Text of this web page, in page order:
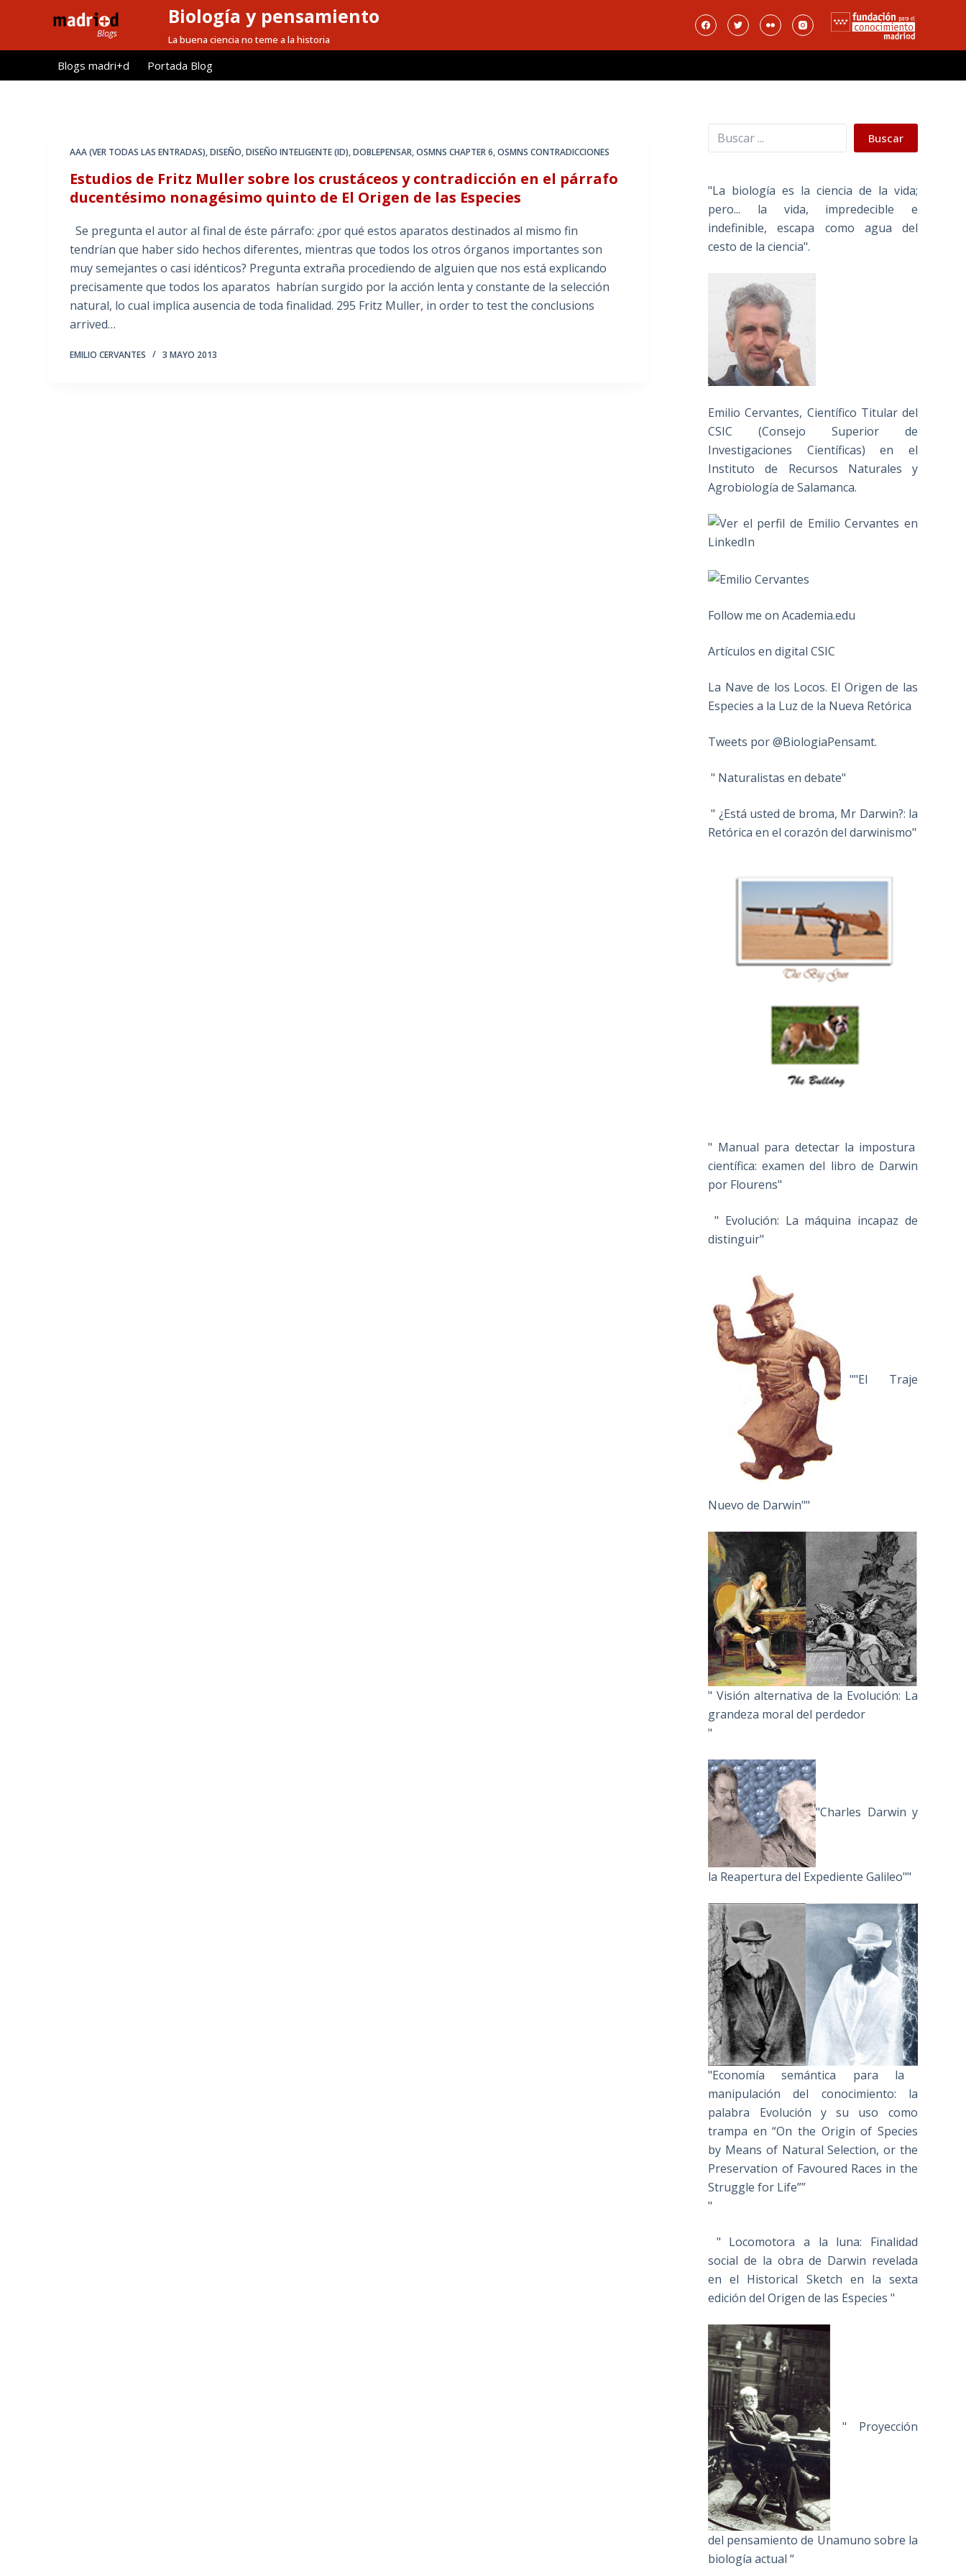
l
Biología y pensamiento
La buena ciencia no teme a la historia
Blogs madri+d Portada Blog
AAA (VER TODAS LAS ENTRADAS),DISEÑO,DISEÑO INTELIGENTE (ID),DOBLEPENSAR,OSMNS CHAPTER 6,OSMNS CONTRADICCIONES
Estudios de Fritz Muller sobre los crustáceos y contradicción en el párrafo
ducentésimo nonagésimo quinto de El Origen de las Especies
Se pregunta el autor al final de éste párrafo: ¿por qué estos aparatos destinados al mismo fin
tendrían que haber sido hechos diferentes, mientras que todos los otros órganos importantes son
muy semejantes o casi idénticos? Pregunta extraña procediendo de alguien que nos está explicando
precisamente que todos los aparatos habrían surgido por la acción lenta y constante de la selección
natural, lo cual implica ausencia de toda finalidad. 295 Fritz Muller, in order to test the conclusions
arrived…
EMILIO CERVANTES 3 MAYO 2013
Buscar Buscar
"La biología es la ciencia de la vida;
pero... la vida, impredecible e
indefinible, escapa como agua del
cesto de la ciencia".
Emilio Cervantes, Científico Titular del
CSIC (Consejo Superior de
Investigaciones Científicas) en el
Instituto de Recursos Naturales y
Agrobiología de Salamanca.
Follow me on Academia.edu
Artículos en digital CSIC
La Nave de los Locos. El Origen de las
Especies a la Luz de la Nueva Retórica
Tweets por @BiologiaPensamt.
" Naturalistas en debate"
" ¿Está usted de broma, Mr Darwin?: la
Retórica en el corazón del darwinismo"
" Manual para detectar la impostura
científica: examen del libro de Darwin
por Flourens"
" Evolución: La máquina incapaz de
distinguir"
""El Traje
Nuevo de Darwin""
" Visión alternativa de la Evolución: La
grandeza moral del perdedor
"
"Charles Darwin y
la Reapertura del Expediente Galileo""
"Economía semántica para la
manipulación del conocimiento: la
palabra Evolución y su uso como
trampa en “On the Origin of Species
by Means of Natural Selection, or the
Preservation of Favoured Races in the
Struggle for Life””
"
" Locomotora a la luna: Finalidad
social de la obra de Darwin revelada
en el Historical Sketch en la sexta
edición del Origen de las Especies "
" Proyección
del pensamiento de Unamuno sobre la
biología actual “